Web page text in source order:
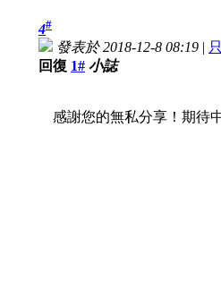
4#
發表於 2018-12-8 08:19 |
回復 1# 小誌
感謝您的無私分享！期待